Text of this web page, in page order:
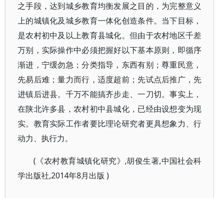
之手段，达到城乡教育均衡发展之目的，为完整意义
上的城镇化及城乡教育一体化创造条件。当下目标，
是农村初中及以上教育县城化。但由于农村地区千差
万别，实际操作中必须把握好以下基本原则，即循序
渐进，宁缓勿急；分类指导，东西有别；尊重民意，
先易后难；量力而行，适度超前；先试点后推广，先
进镇后进县。千万不能搞齐步走、一刀切。事实上，
在陕北许多县，农村初中县城化，已经由设想变为现
实。教育实际工作者要比理论研究者更具想象力、行
动力、执行力。
(《农村教育城镇化研究》,胡俊生著,中国社会科
学出版社,2014年8月出版 )